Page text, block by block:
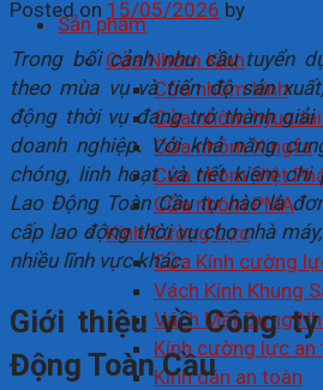
Sản phẩm
Cửa Nhôm Kính
Cửa nhôm kính
Cửa nhôm hyundai
Cửa nhôm Xingfa
Cửa nhôm Việt
Cửa nhôm PMA
Kính Cường Lực
Cửa Kính cường
Vách Kính Khung
Vách Mặt Dựng
Kính cường lực an
Kính dán an toàn
Posted on 15/05/2026 by
Trong bối cảnh nhu cầu tuyển
theo mùa vụ và tiến độ sản
động thời vụ đang trở thành
doanh nghiệp. Với khả năng
chóng, linh hoạt và tiết kiệm chi
Lao Động Toàn Cầu tự hào là
cấp lao động thời vụ cho nhà
nhiều lĩnh vực khác.
Giới thiệu về Công
Động Toàn Cầu